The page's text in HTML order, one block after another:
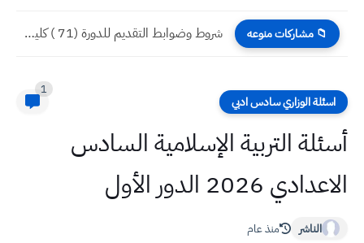
📁 مشاركات منوعه شروط وضوابط التقديم للدورة (71 ) كلية الشرطة العراقية 2024...
اسئلة الوزاري سادس ادبي
1
أسئلة التربية الإسلامية السادس
الاعدادي 2026 الدور الأول
الناشر منذ عام